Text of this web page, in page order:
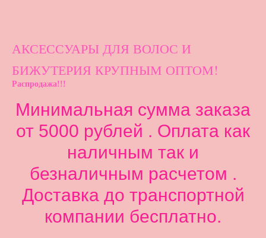
АКСЕССУАРЫ ДЛЯ ВОЛОС И
БИЖУТЕРИЯ КРУПНЫМ ОПТОМ!
Распродажа!!!
Минимальная сумма заказа
от 5000 рублей . Оплата как
наличным так и
безналичным расчетом .
Доставка до транспортной
компании бесплатно.